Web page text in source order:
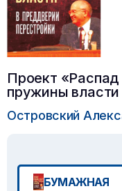
Проект
пружины власти
Островский
БУМАЖНАЯ